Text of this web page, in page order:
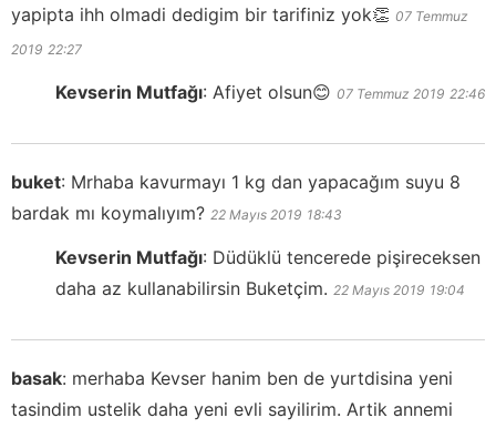
yapipta ihh olmadi dedigim bir tarifiniz yok👏 07 Temmuz
2019 22:27
Kevserin Mutfağı: Afiyet olsun😊 07 Temmuz 2019 22:46
buket: Mrhaba kavurmayı 1 kg dan yapacağım suyu 8
bardak mı koymalıyım? 22 Mayıs 2019 18:43
Kevserin Mutfağı: Düdüklü tencerede pişireceksen
daha az kullanabilirsin Buketçim. 22 Mayıs 2019 19:04
basak: merhaba Kevser hanim ben de yurtdisina yeni
tasindim ustelik daha yeni evli sayilirim. Artik annemi